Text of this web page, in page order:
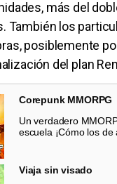
más del
También los
posiblemente
del plan
Corepunk MMORPG
Un verdadero
escuela ¡Cómo los
Viaja sin visado